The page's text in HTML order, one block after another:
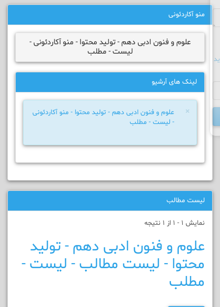
منو آکاردئونی
علوم و فنون ادبی دهم - تولید محتوا - منو آکاردئونی -
لیست - مطلب
لینک های آرشیو
×
علوم و فنون ادبی دهم - تولید محتوا - منو آکاردئونی
- لیست - مطلب
لیست مطالب
نمایش 1 - 1 از 1 نتیجه
علوم و فنون ادبی دهم - تولید
محتوا - لیست مطالب - لیست -
مطلب